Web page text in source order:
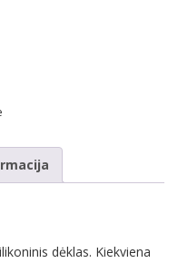
dėklas. Kiekviena